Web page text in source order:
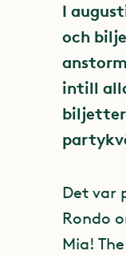
I
och
intill
biljetter
Det var
Rondo
Mia!